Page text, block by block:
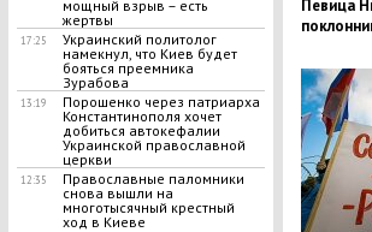
мощный взрыв – есть
жертвы
17:25
Украинский политолог
намекнул, что Киев будет
бояться преемника
Зурабова
13:19
Порошенко через патриарха
Константинополя хочет
добиться автокефалии
Украинской православной
церкви
12:35
Православные паломники
снова вышли на
многотысячный крестный
ход в Киеве
Певица